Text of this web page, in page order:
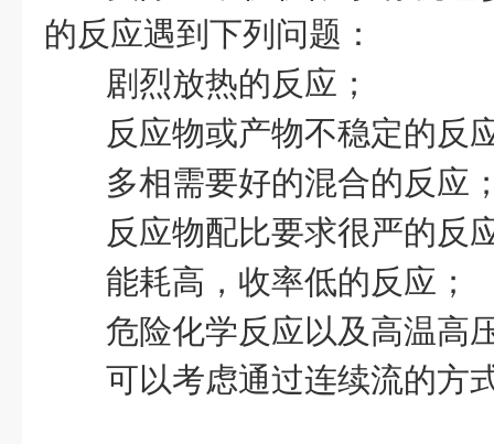
的反应遇到下列问题：
剧烈放热的反应；
反应物或产物不稳定的反
多相需要好的混合的反应
反应物配比要求很严的反
能耗高，收率低的反应；
危险化学反应以及高温高
可以考虑通过连续流的方